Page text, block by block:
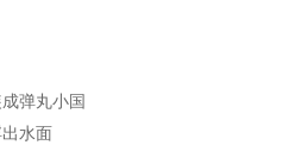
弹丸小国
水面